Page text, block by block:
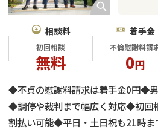
相談料
初回相談
無料
着手金
不倫慰謝料請
0円
◆不貞の慰謝料請求は着手金0円◆
◆調停や裁判まで幅広く対応◆初回
割払い可能◆平日・土日祝も21時